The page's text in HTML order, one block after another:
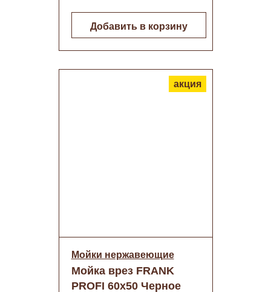
Добавить в корзину
акция
Мойки нержавеющие
Мойка врез FRANK
PROFI 60х50 Черное